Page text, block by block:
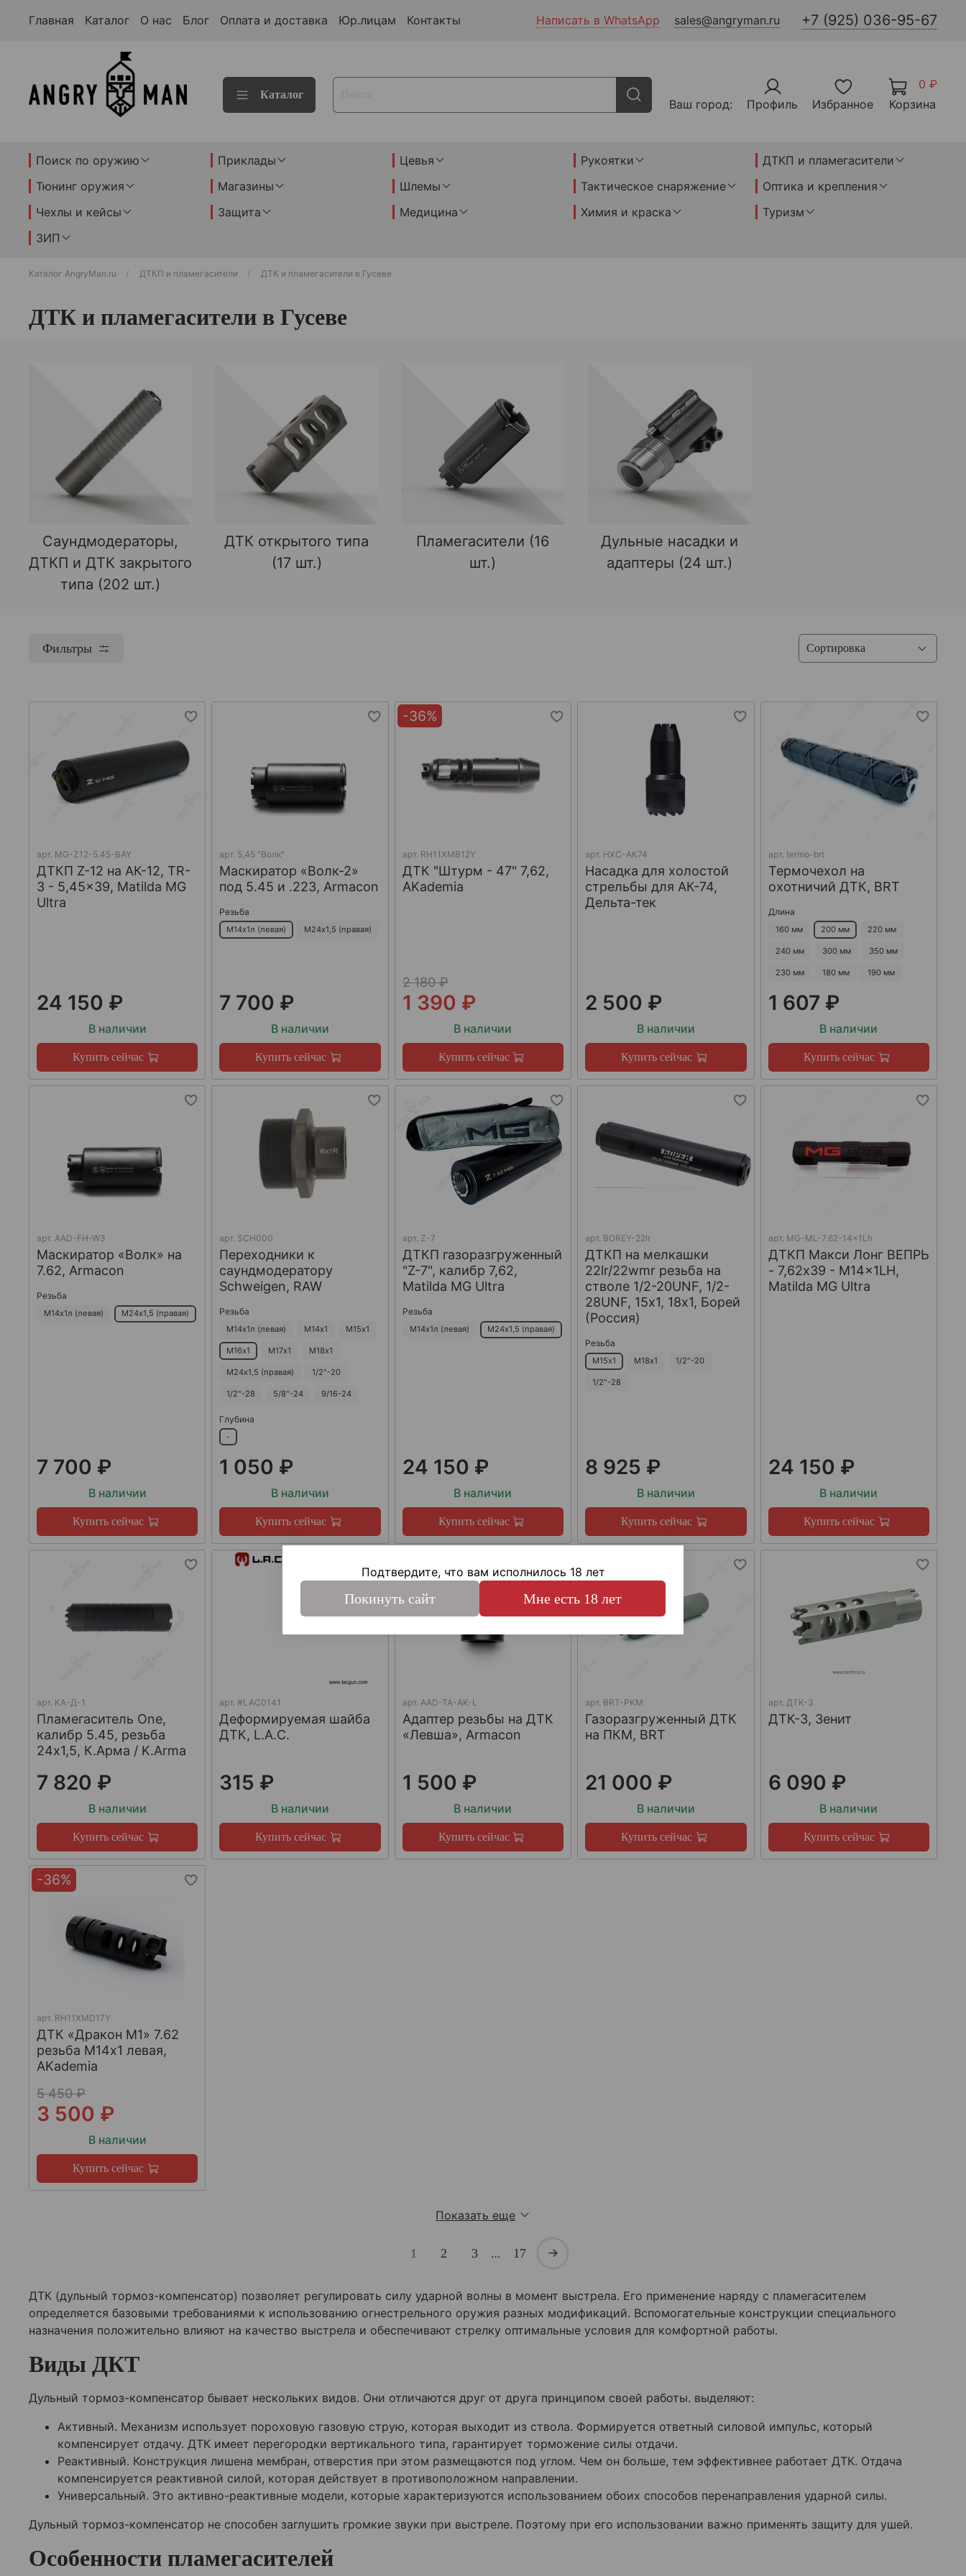
Главная Каталог О нас Блог Оплата и доставка Юр.лицам Контакты Написать в WhatsApp sales@angryman.ru +7 (925) 036-95-67
Каталог
Ваш город: Профиль Избранное
0 ₽
Корзина
Поиск по оружию Приклады Цевья Рукоятки
ДТКП и пламегасители
Тюнинг оружия
Магазины Шлемы Тактическое снаряжение
Оптика и крепления
Чехлы и кейсы
Защита Медицина Химия и краска
Туризм
ЗИП
Каталог AngryMan.ru ДТКП и пламегасители ДТК и пламегасители в Гусеве
ДТК и пламегасители в Гусеве
Саундмодераторы,
ДТКП и ДТК закрытого
типа (202 шт.)
ДТК открытого типа
(17 шт.)
Пламегасители (16
шт.)
Дульные насадки и
адаптеры (24 шт.)
Фильтры
арт. MG-Z12-5.45-BAY
ДТКП Z-12 на АК-12, TR-
3 - 5,45x39, Matilda MG
Ultra
24 150 ₽
В наличии
Купить сейчас
арт. 5,45 "Волк"
Маскиратор «Волк-2»
под 5.45 и .223, Armacon
Резьба
М14х1л (левая) М24х1,5 (правая)
7 700 ₽
В наличии
Купить сейчас
-36%
арт. RH11XMB12Y
ДТК "Штурм - 47" 7,62,
AKademia
2 180 ₽
1 390 ₽
В наличии
Купить сейчас
арт. НХС-АК74
Насадка для холостой
стрельбы для АК-74,
Дельта-тек
2 500 ₽
В наличии
Купить сейчас
арт. termo-brt
Термочехол на
охотничий ДТК, BRT
Длина
160 мм 200 мм 220 мм
240 мм 300 мм 350 мм
230 мм 180 мм 190 мм
1 607 ₽
В наличии
Купить сейчас
арт. AAD-FH-W3
Маскиратор «Волк» на
7.62, Armacon
Резьба
М14х1л (левая) М24х1,5 (правая)
7 700 ₽
В наличии
Купить сейчас
арт. SCH000
Переходники к
саундмодератору
Schweigen, RAW
Резьба
М14х1л (левая) М14х1 М15х1
М16х1 М17х1 М18х1
М24х1,5 (правая) 1/2"-20
1/2"-28 5/8"-24 9/16-24
Глубина
-
1 050 ₽
В наличии
Купить сейчас
арт. Z-7
ДТКП газоразгруженный
"Z-7", калибр 7,62,
Matilda MG Ultra
Резьба
М14х1л (левая) М24х1,5 (правая)
24 150 ₽
В наличии
Купить сейчас
арт. BOREY-22lr
ДТКП на мелкашки
22lr/22wmr резьба на
стволе 1/2-20UNF, 1/2-
28UNF, 15х1, 18х1, Борей
(Россия)
Резьба
М15х1 М18х1 1/2"-20
1/2"-28
8 925 ₽
В наличии
Купить сейчас
арт. MG-ML-7.62-14x1Lh
ДТКП Макси Лонг ВЕПРЬ
- 7,62x39 - M14x1LH,
Matilda MG Ultra
24 150 ₽
В наличии
Купить сейчас
арт. КА-Д-1
Пламегаситель One,
калибр 5.45, резьба
24х1,5, К.Арма / K.Arma
7 820 ₽
В наличии
Купить сейчас
арт.#LAC0141
Деформируемая шайба
ДТК, L.A.C.
315 ₽
В наличии
Купить сейчас
арт. AAD-TA-AK-L
Адаптер резьбы на ДТК
«Левша», Armacon
1 500 ₽
В наличии
Купить сейчас
арт. BRT-PKM
Газоразгруженный ДТК
на ПКМ, BRT
21 000 ₽
В наличии
Купить сейчас
арт. ДТК-3
ДТК-3, Зенит
6 090 ₽
В наличии
Купить сейчас
-36%
арт. RH11XMD17Y
ДТК «Дракон М1» 7.62
резьба М14х1 левая,
AKademia
5 450 ₽
3 500 ₽
В наличии
Купить сейчас
Показать еще
1 2 3 … 17
ДТК (дульный тормоз-компенсатор) позволяет регулировать силу ударной волны в момент выстрела. Его применение наряду с пламегасителем
определяется базовыми требованиями к использованию огнестрельного оружия разных модификаций. Вспомогательные конструкции специального
назначения положительно влияют на качество выстрела и обеспечивают стрелку оптимальные условия для комфортной работы.
Виды ДКТ
Дульный тормоз-компенсатор бывает нескольких видов. Они отличаются друг от друга принципом своей работы. выделяют:
Активный. Механизм использует пороховую газовую струю, которая выходит из ствола. Формируется ответный силовой импульс, который
компенсирует отдачу. ДТК имеет перегородки вертикального типа, гарантирует торможение силы отдачи.
Реактивный. Конструкция лишена мембран, отверстия при этом размещаются под углом. Чем он больше, тем эффективнее работает ДТК. Отдача
компенсируется реактивной силой, которая действует в противоположном направлении.
Универсальный. Это активно-реактивные модели, которые характеризуются использованием обоих способов перенаправления ударной силы.
Дульный тормоз-компенсатор не способен заглушить громкие звуки при выстреле. Поэтому при его использовании важно применять защиту для ушей.
Особенности пламегасителей
Подтвердите, что вам исполнилось 18 лет
Покинуть сайт Мне есть 18 лет